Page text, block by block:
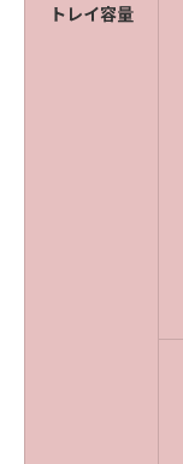
トレイ容量